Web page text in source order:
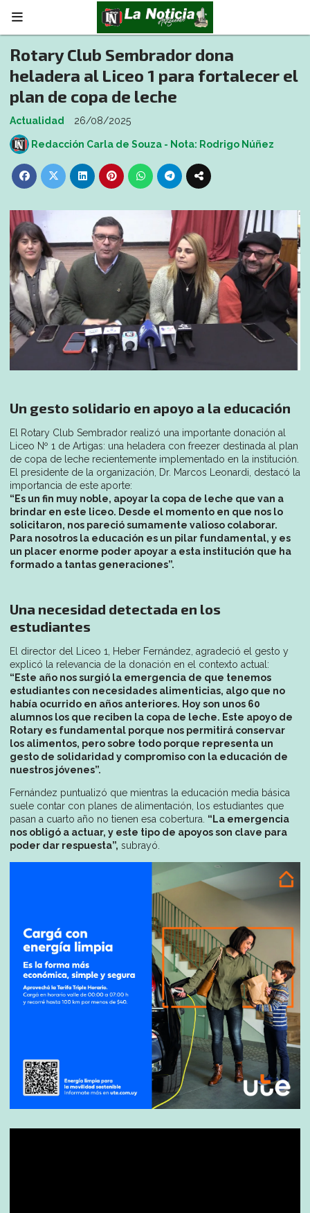
Rotary Club Sembrador dona
heladera al Liceo 1 para fortalecer el
plan de copa de leche
Actualidad 26/08/2025
Redacción Carla de Souza - Nota: Rodrigo Núñez
Un gesto solidario en apoyo a la educación
El Rotary Club Sembrador realizó una importante donación al
Liceo Nº 1 de Artigas: una heladera con freezer destinada al plan
de copa de leche recientemente implementado en la institución.
El presidente de la organización, Dr. Marcos Leonardi, destacó la
importancia de este aporte:
“Es un fin muy noble, apoyar la copa de leche que van a
brindar en este liceo. Desde el momento en que nos lo
solicitaron, nos pareció sumamente valioso colaborar.
Para nosotros la educación es un pilar fundamental, y es
un placer enorme poder apoyar a esta institución que ha
formado a tantas generaciones”.
Una necesidad detectada en los
estudiantes
El director del Liceo 1, Heber Fernández, agradeció el gesto y
explicó la relevancia de la donación en el contexto actual:
“Este año nos surgió la emergencia de que tenemos
estudiantes con necesidades alimenticias, algo que no
había ocurrido en años anteriores. Hoy son unos 60
alumnos los que reciben la copa de leche. Este apoyo de
Rotary es fundamental porque nos permitirá conservar
los alimentos, pero sobre todo porque representa un
gesto de solidaridad y compromiso con la educación de
nuestros jóvenes”.
Fernández puntualizó que mientras la educación media básica
suele contar con planes de alimentación, los estudiantes que
pasan a cuarto año no tienen esa cobertura. “La emergencia
nos obligó a actuar, y este tipo de apoyos son clave para
poder dar respuesta”, subrayó.